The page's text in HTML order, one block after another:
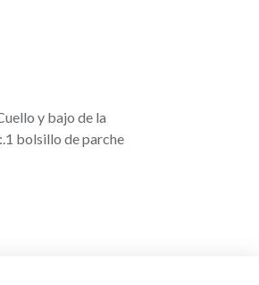
y bajo de la
bolsillo de parche